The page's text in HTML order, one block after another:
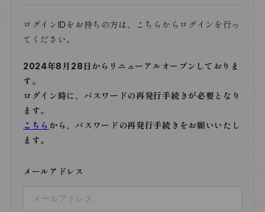
ログインIDをお持ちの方は、こちらからログインを行っ
てください。
2024年8月28日からリニューアルオープンしておりま
す。
ログイン時に、パスワードの再発行手続きが必要となり
ます。
こちら から、パスワードの再発行手続きをお願いいたし
ます。
メールアドレス